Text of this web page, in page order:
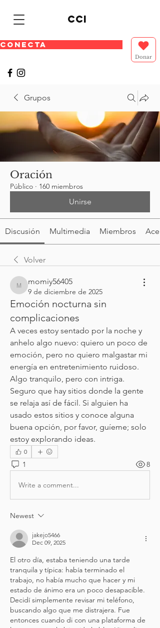
cci
CONECTA
Donar
Grupos
Oración
Público · 160 miembros
Unirse
Discusión Multimedia Miembros
Volver
momiy56405
momiy56405
9 de diciembre de 2025
Emoción nocturna sin
complicaciones
A veces estoy sentado por la noche y
anhelo algo nuevo: quiero un poco de
emoción, pero no quiero malgastar mi
energía en entretenimiento ruidoso.
Algo tranquilo, pero con intriga.
Seguro que hay sitios donde la gente
se relaja así de fácil. Si alguien ha
usado estos sitios y conoce alguna
buena opción, por favor, guíeme; solo
estoy explorando ideas.
0
1 8
Write a comment...
Newest
jakejo5466
Dec 09, 2025
El otro día, estaba teniendo una tarde
tranquila y típica: había terminado el
trabajo, no había mucho que hacer y mi
estado de ánimo era un poco desapacible.
Decidí simplemente revisar mi teléfono,
buscando algo que me distrajera. Fue
entonces cuando di con una plataforma de